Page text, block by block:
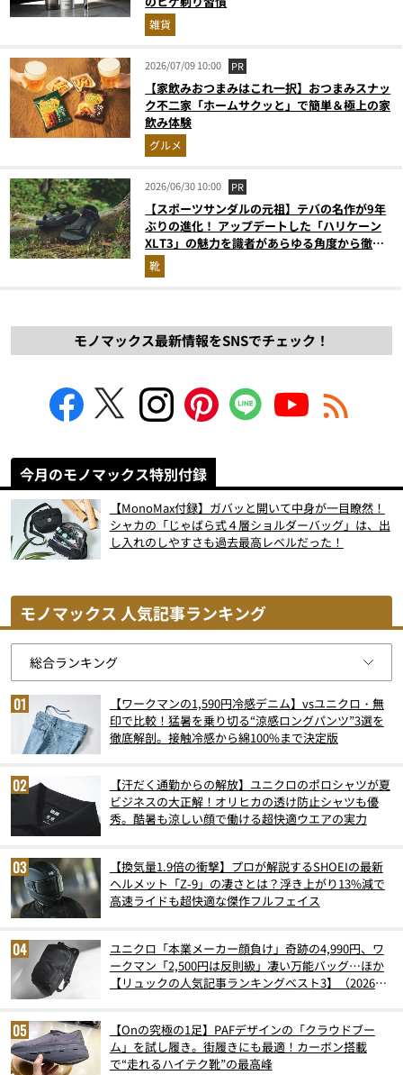
雑貨
2026/07/09 10:00 PR
【家飲みおつまみはこれ一択】おつまみスナッ
ク不二家「ホームサクッと」で簡単＆極上の家
飲み体験
グルメ
2026/06/30 10:00 PR
【スポーツサンダルの元祖】テバの名作が9年
ぶりの進化！ アップデートした「ハリケーン
XLT3」の魅力を識者があらゆる角度から徹底
解説！
靴
モノマックス最新情報をSNSでチェック！
今月のモノマックス特別付録
【MonoMax付録】ガバッと開いて中身が一目瞭然！
シャカの「じゃばら式４層ショルダーバッグ」は、出
し入れのしやすさも過去最高レベルだった！
モノマックス 人気記事ランキング
【ワークマンの1,590円冷感デニム】vsユニクロ・無
印で比較！猛暑を乗り切る“涼感ロングパンツ”3選を
徹底解剖。接触冷感から綿100%まで決定版
【汗だく通勤からの解放】ユニクロのポロシャツが夏
ビジネスの大正解！オリヒカの透け防止シャツも優
秀。酷暑も涼しい顔で働ける超快適ウエアの実力
【換気量1.9倍の衝撃】プロが解説するSHOEIの最新
ヘルメット「Z-9」の凄さとは？浮き上がり13%減で
高速ライドも超快適な傑作フルフェイス
ユニクロ「本業メーカー顔負け」奇跡の4,990円、ワ
ークマン「2,500円は反則級」凄い万能バッグ…ほか
【リュックの人気記事ランキングベスト3】（2026年
【Onの究極の1足】PAFデザインの「クラウドブー
ム」を試し履き。街履きにも最適！カーボン搭載
で“走れるハイテク靴”の最高峰